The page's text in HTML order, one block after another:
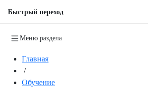
Быстрый переход
Меню раздела
Главная
/
Обучение